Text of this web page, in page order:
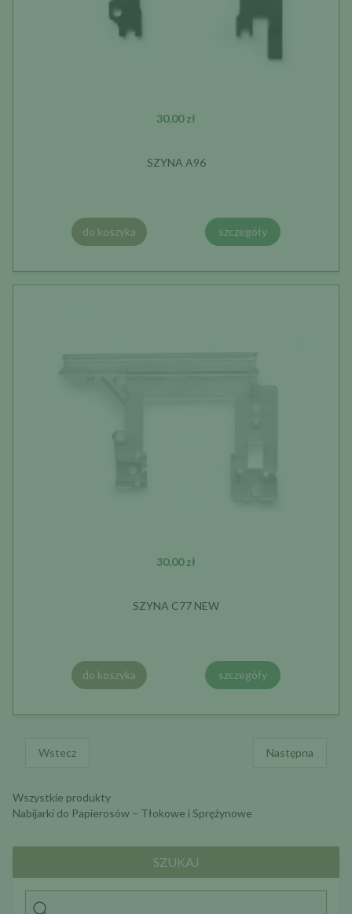
SZUKAJ
30,00 zł
SZYNA A96
do koszyka szczegóły
30,00 zł
SZYNA C77 NEW
do koszyka szczegóły
Wstecz Następna
Wszystkie produkty
Nabijarki do Papierosów – Tłokowe i Sprężynowe